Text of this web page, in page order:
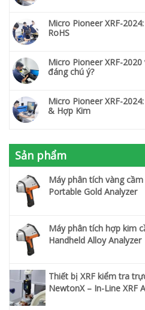
Micro Pioneer XRF-
RoHS
Micro Pioneer XRF-
đáng chú ý?
Micro Pioneer XRF-
& Hợp Kim
Sản phẩm
Máy phân tích vàng cầm
Portable Gold Analyzer
Máy phân tích hợp kim
Handheld Alloy Analyzer
Thiết bị XRF kiểm tra
NewtonX – In-Line XRF